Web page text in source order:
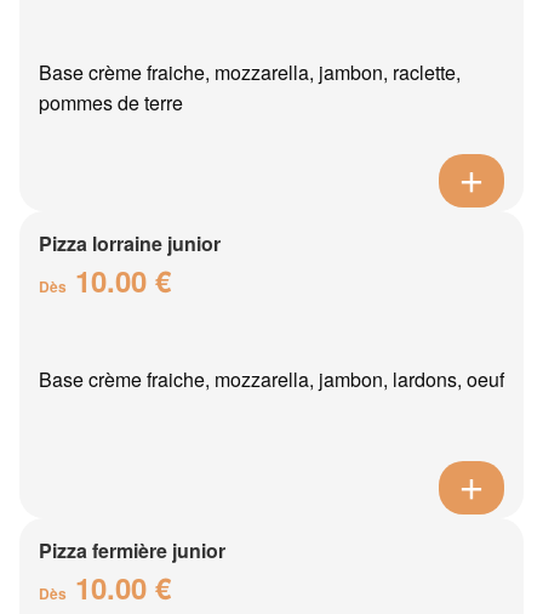
Base crème fraiche, mozzarella, jambon, raclette,
pommes de terre
Pizza lorraine junior
Dès 10.00 €
Base crème fraiche, mozzarella, jambon, lardons, oeuf
Pizza fermière junior
Dès 10.00 €